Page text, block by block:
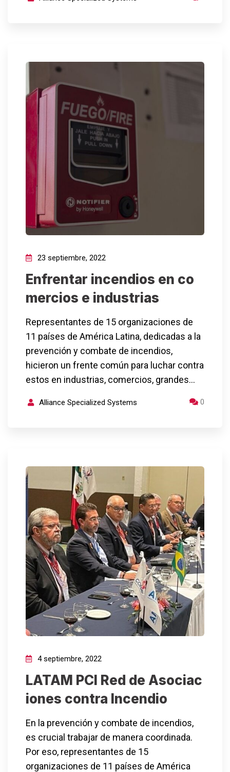
23 septiembre, 2022
Enfrentar incendios en co
mercios e industrias
Representantes de 15 organizaciones de
11 países de América Latina, dedicadas a la
prevención y combate de incendios,
hicieron un frente común para luchar contra
estos en industrias, comercios, grandes…
Alliance Specialized Systems 0
4 septiembre, 2022
LATAM PCI Red de Asociac
iones contra Incendio
En la prevención y combate de incendios,
es crucial trabajar de manera coordinada.
Por eso, representantes de 15
organizaciones de 11 países de América